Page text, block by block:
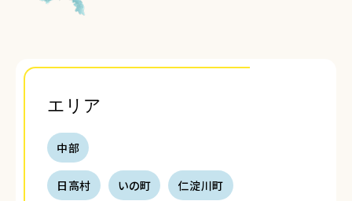
エリア
中部
日高村 いの町 仁淀川町